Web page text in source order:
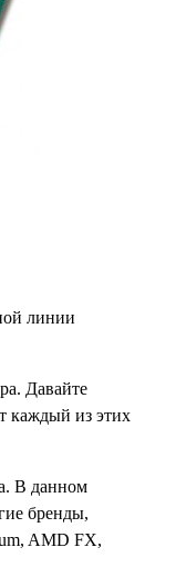
линии
Давайте
каждый из этих
В данном
бренды,
AMD FX,